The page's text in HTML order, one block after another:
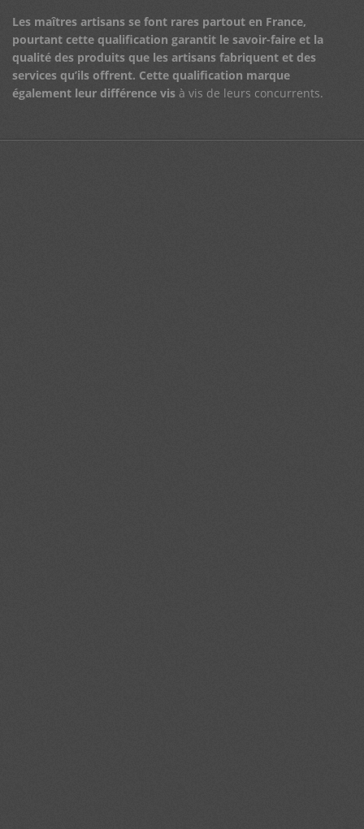
Les maîtres artisans se font rares partout en France,
pourtant cette qualification garantit le savoir-faire et la
qualité des produits que les artisans fabriquent et des
services qu’ils offrent. Cette qualification marque
également leur différence vis à vis de leurs concurrents.